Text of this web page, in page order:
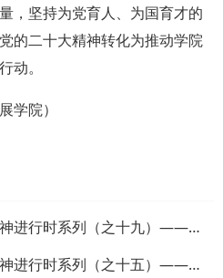
，坚持为党育人、为国育才的
的二十大精神转化为推动学院
动。
学院）
系列（之十九）——政治与公共管理学院
行时系列（之十五）——图书馆